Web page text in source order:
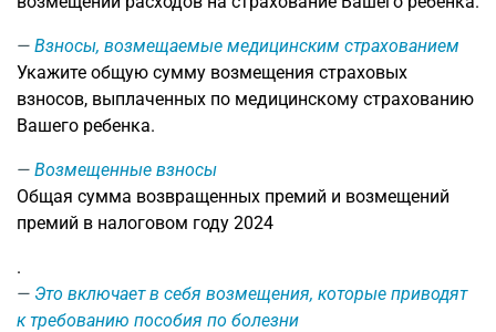
Взносы, возмещаемые медицинским страхованием
Укажите общую сумму возмещения страховых
взносов, выплаченных по медицинскому страхованию
Вашего ребенка.
Возмещенные взносы
Общая сумма возвращенных премий и возмещений
премий в налоговом году 2024
.
Это включает в себя возмещения, которые приводят
к требованию пособия по болезни